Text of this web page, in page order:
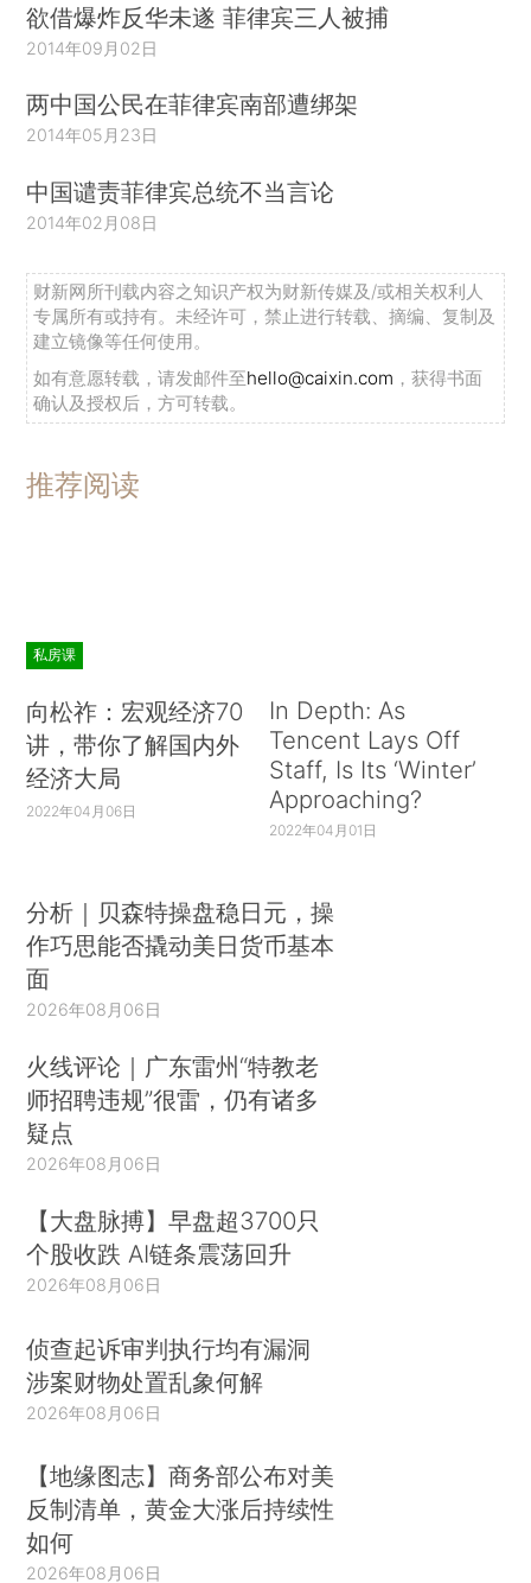
欲借爆炸反华未遂 菲律宾三人被捕
2014年09月02日
两中国公民在菲律宾南部遭绑架
2014年05月23日
中国谴责菲律宾总统不当言论
2014年02月08日
财新网所刊载内容之知识产权为财新传媒及/或相关权利人
专属所有或持有。未经许可，禁止进行转载、摘编、复制及
建立镜像等任何使用。
如有意愿转载，请发邮件至hello@caixin.com ，获得书面
确认及授权后，方可转载。
推荐阅读
私房课
向松祚：宏观经济70
讲，带你了解国内外
经济大局
2022年04月06日
In Depth: As
Tencent Lays Off
Staff, Is Its ‘Winter’
Approaching?
2022年04月01日
分析｜贝森特操盘稳日元，操
作巧思能否撬动美日货币基本
面
2026年08月06日
火线评论｜广东雷州“特教老
师招聘违规”很雷，仍有诸多
疑点
2026年08月06日
【大盘脉搏】早盘超3700只
个股收跌 AI链条震荡回升
2026年08月06日
侦查起诉审判执行均有漏洞
涉案财物处置乱象何解
2026年08月06日
【地缘图志】商务部公布对美
反制清单，黄金大涨后持续性
如何
2026年08月06日